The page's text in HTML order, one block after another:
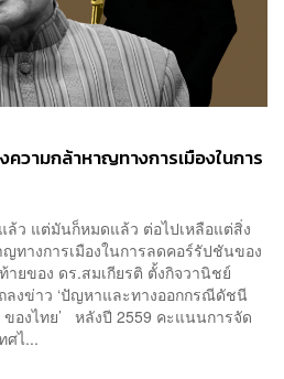
วามกล้าหาญทางการเมืองในการ
ล้ว แต่มันก็หมดแล้ว ต่อไปเหลือแต่สิ่ง
ทางการเมืองในการลดคอร์รัปชันของ
ายของ ดร.สมเกียรติ ตั้งกิจวานิชย์
ลงข่าว ‘ปัญหาและทางออกกรณีดัชนี
องไทย’ หลังปี 2559 คะแนนการจัด
ศไ...